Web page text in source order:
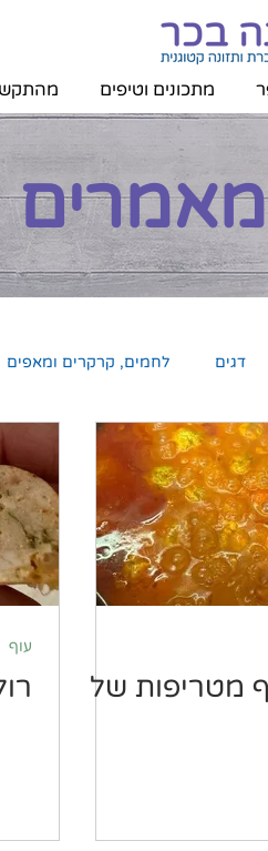
מתכונים וטיפים
דגים לחמים, קרקרים ומאפים
מטריפות של
עוף